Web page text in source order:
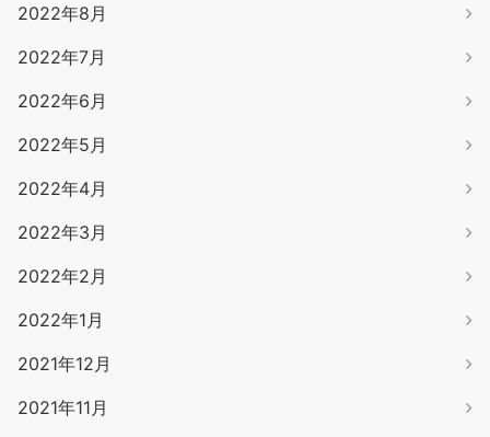
2022年8月
2022年7月
2022年6月
2022年5月
2022年4月
2022年3月
2022年2月
2022年1月
2021年12月
2021年11月